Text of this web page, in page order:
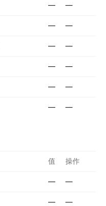
— —
— —
— —
— —
— —
— —
值 操作
— —
— —